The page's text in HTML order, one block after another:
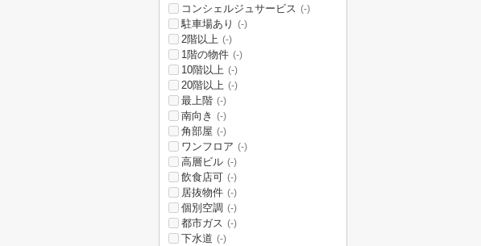
コンシェルジュサービス (-)
駐車場あり (-)
2階以上 (-)
1階の物件 (-)
10階以上 (-)
20階以上 (-)
最上階 (-)
南向き (-)
角部屋 (-)
ワンフロア (-)
高層ビル (-)
飲食店可 (-)
居抜物件 (-)
個別空調 (-)
都市ガス (-)
下水道 (-)